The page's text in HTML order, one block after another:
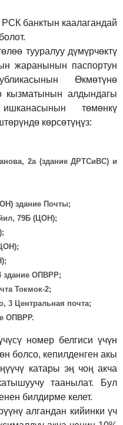
банктын каалагандай
тууралуу дүмүрчөктү
жаранынын паспортун
Өкмөтүнө
кызматынын алдындагы
төмөнкү
көрсөтүңүз:
2а (здание ДРТСиВС) и
здание Почты;
79Б (ЦОН);
здание ОПВРР;
Токмок-2;
3 Центральная почта;
ОПВРР.
номер белгиси үчүн
болсо, кепилденген акы
катары эң чоң акча
таанылат. Бул
билдирме келет.
алгандан кийинки үч